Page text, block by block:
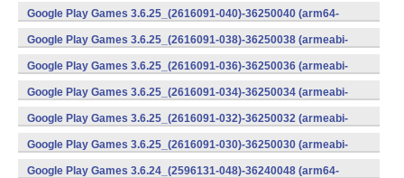
v8a) (Android)
Google Play Games 3.6.25_(2616091-040)-36250040 (arm64-
v8a) (Android)
Google Play Games 3.6.25_(2616091-038)-36250038 (armeabi-
v7a) (Android)
Google Play Games 3.6.25_(2616091-036)-36250036 (armeabi-
v7a) (Android)
Google Play Games 3.6.25_(2616091-034)-36250034 (armeabi-
v7a) (Android)
Google Play Games 3.6.25_(2616091-032)-36250032 (armeabi-
v7a) (Android)
Google Play Games 3.6.25_(2616091-030)-36250030 (armeabi-
v7a) (Android)
Google Play Games 3.6.24_(2596131-048)-36240048 (arm64-